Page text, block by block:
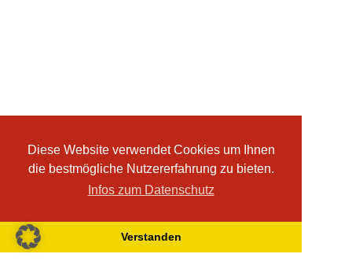
Diese Website verwendet Cookies um Ihnen
die bestmögliche Nutzererfahrung zu bieten.
Infos zum Datenschutz
Verstanden